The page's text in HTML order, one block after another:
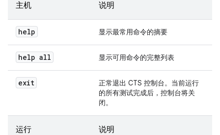
主机 说明
help 显示最常用命令的摘要
help all 显示可用命令的完整列表
exit
正常退出 CTS 控制台。当前运行
的所有测试完成后，控制台将关
闭。
运行 说明